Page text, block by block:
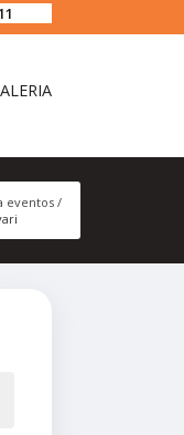
eventos